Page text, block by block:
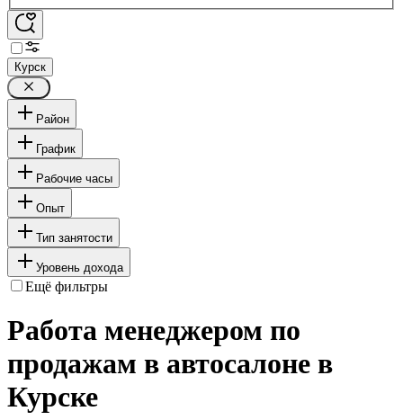
Курск
Район
График
Рабочие часы
Опыт
Тип занятости
Уровень дохода
Ещё фильтры
Работа менеджером по
продажам в автосалоне в
Курске